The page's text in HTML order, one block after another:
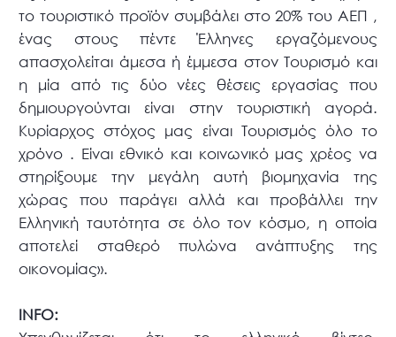
το τουριστικό προϊόν συμβάλει στο 20% του ΑΕΠ ,
ένας στους πέντε Έλληνες εργαζόμενους
απασχολείται άμεσα ή έμμεσα στον Τουρισμό και
η μία από τις δύο νέες θέσεις εργασίας που
δημιουργούνται είναι στην τουριστική αγορά.
Κυρίαρχος στόχος μας είναι Τουρισμός όλο το
χρόνο . Είναι εθνικό και κοινωνικό μας χρέος να
στηρίξουμε την μεγάλη αυτή βιομηχανία της
χώρας που παράγει αλλά και προβάλλει την
Ελληνική ταυτότητα σε όλο τον κόσμο, η οποία
αποτελεί σταθερό πυλώνα ανάπτυξης της
οικονομίας».
ΙNFO: